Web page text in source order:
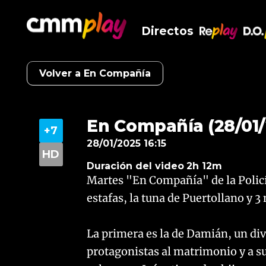
Directos
Volver a En Compañía
En Compañía (28/
28/01/2025 16:15
Duración del video 2h 12m
Martes "En Compañía" de la
estafas, la tuna de Puertollano y
La primera es la de Damián, un
protagonistas al matrimonio y a